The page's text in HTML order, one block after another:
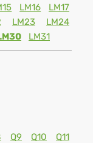
LM16
LM17
LM23
LM24
LM31
Q9 Q10
Q11